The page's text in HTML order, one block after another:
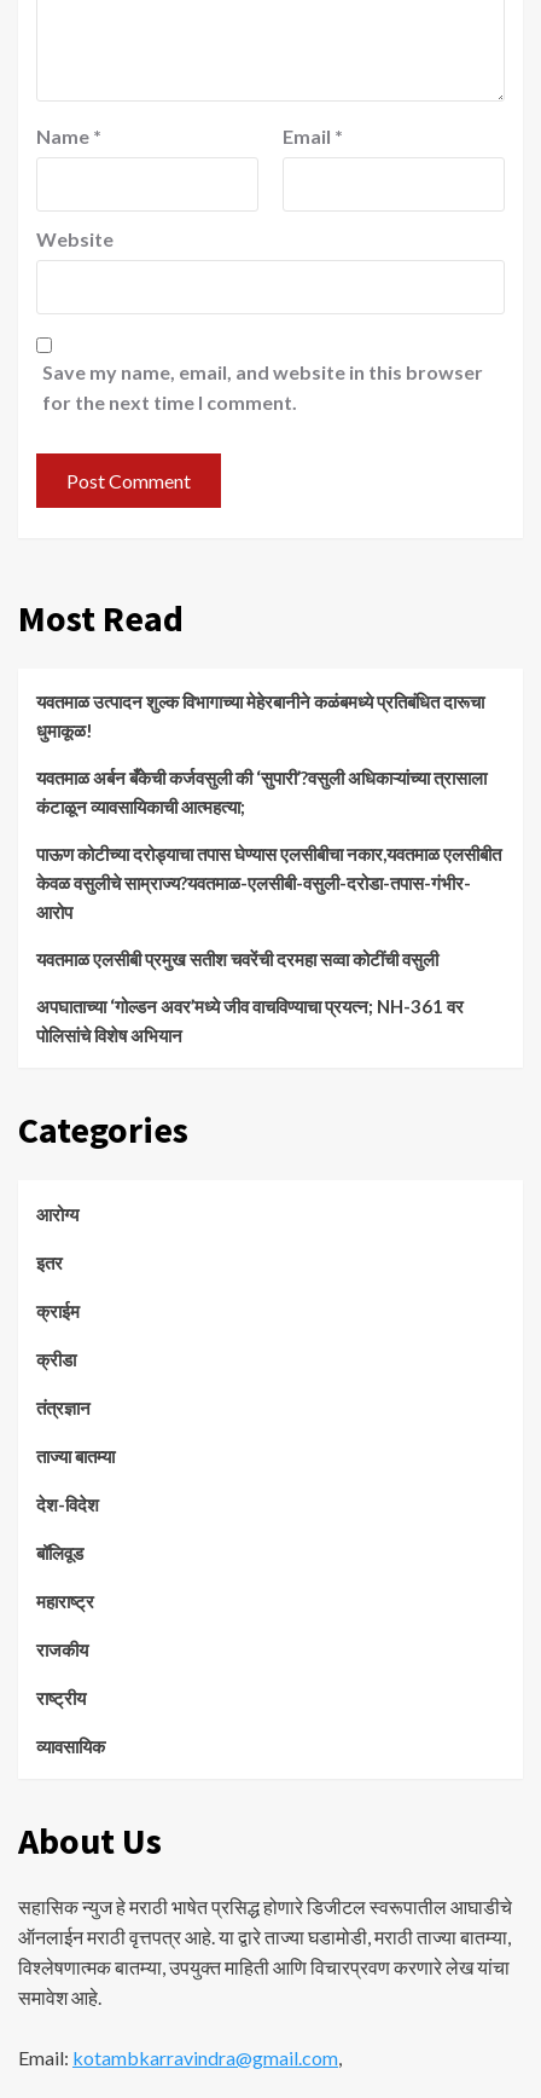
Name * Email *
Website
Save my name, email, and website in this browser
for the next time I comment.
Most Read
यवतमाळ उत्पादन शुल्क विभागाच्या मेहेरबानीने कळंबमध्ये प्रतिबंधित दारूचा
धुमाकूळ!
​यवतमाळ अर्बन बँकेची कर्जवसुली की ‘सुपारी’?वसुली अधिकाऱ्यांच्या त्रासाला
कंटाळून व्यावसायिकाची आत्महत्या;
पाऊण कोटीच्या दरोड्याचा तपास घेण्यास एलसीबीचा नकार,यवतमाळ एलसीबीत
केवळ वसुलीचे साम्राज्य?यवतमाळ-एलसीबी-वसुली-दरोडा-तपास-गंभीर-
आरोप
यवतमाळ एलसीबी प्रमुख सतीश चवरेंची दरमहा सव्वा कोटींची वसुली
अपघाताच्या ‘गोल्डन अवर’मध्ये जीव वाचविण्याचा प्रयत्न; NH-361 वर
पोलिसांचे विशेष अभियान
Categories
आरोग्य
इतर
क्राईम
क्रीडा
तंत्रज्ञान
ताज्या बातम्या
देश-विदेश
बॉलिवूड
महाराष्ट्र
राजकीय
राष्ट्रीय
व्यावसायिक
About Us
सहासिक न्युज हे मराठी भाषेत प्रसिद्ध होणारे डिजीटल स्वरूपातील आघाडीचे
ऑनलाईन मराठी वृत्तपत्र आहे. या द्वारे ताज्या घडामोडी, मराठी ताज्या बातम्या,
विश्लेषणात्मक बातम्या, उपयुक्त माहिती आणि विचारप्रवण करणारे लेख यांचा
समावेश आहे.
Email: kotambkarravindra@gmail.com,